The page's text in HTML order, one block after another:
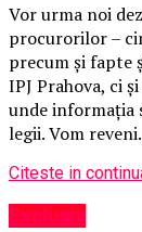
Vor urma noi
procurorilor –
precum și fapte
IPJ Prahova, ci
unde informația
legii. Vom
Citeste in
Exclusiv